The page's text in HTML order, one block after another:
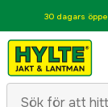
30 dagars